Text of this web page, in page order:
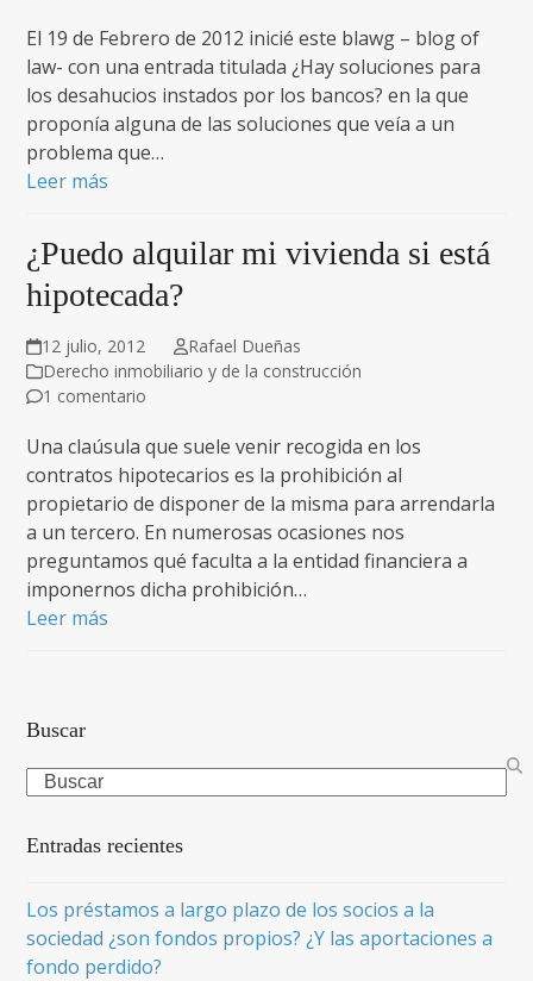
El 19 de Febrero de 2012 inicié este blawg – blog of
law- con una entrada titulada ¿Hay soluciones para
los desahucios instados por los bancos? en la que
proponía alguna de las soluciones que veía a un
problema que…
Leer más
¿Puedo alquilar mi vivienda si está
hipotecada?
12 julio, 2012
Rafael Dueñas
Derecho inmobiliario y de la construcción
1 comentario
Una claúsula que suele venir recogida en los
contratos hipotecarios es la prohibición al
propietario de disponer de la misma para arrendarla
a un tercero. En numerosas ocasiones nos
preguntamos qué faculta a la entidad financiera a
imponernos dicha prohibición…
Leer más
Buscar
Search
Entradas recientes
Los préstamos a largo plazo de los socios a la
sociedad ¿son fondos propios? ¿Y las aportaciones a
fondo perdido?